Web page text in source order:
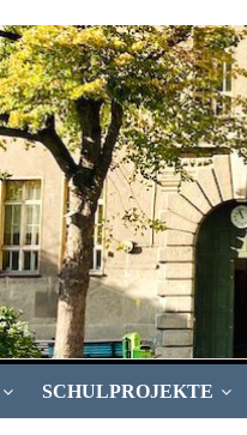
SCHULPROJEKTE